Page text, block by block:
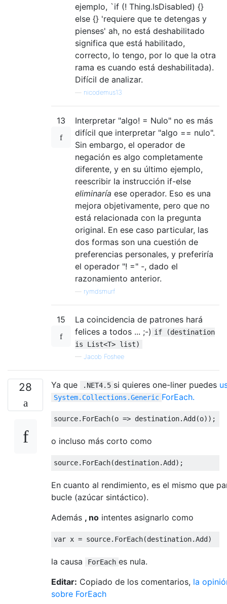
ejemplo, `if (! Thing.IsDisabled) {} ​​
else {} 'requiere que te detengas y
pienses' ah, no está deshabilitado
significa que está habilitado,
correcto, lo tengo, por lo que la otra
rama es cuando está deshabilitada).
Difícil de analizar.
nicodemus13
13
Interpretar "algo! = Nulo" no es más
difícil que interpretar "algo == nulo".
Sin embargo, el operador de
negación es algo completamente
diferente, y en su último ejemplo,
reescribir la instrucción if-else
eliminaría ese operador. Eso es una
mejora objetivamente, pero que no
está relacionada con la pregunta
original. En ese caso particular, las
dos formas son una cuestión de
preferencias personales, y preferiría
el operador "! =" -, dado el
razonamiento anterior.
rymdsmurf
15
La coincidencia de patrones hará
felices a todos ... ;-) if (destination
is List<T> list)
— Jacob Foshee
28 Ya que .NET4.5 si quieres one-liner puedes
System.Collections.Generic ForEach.
source. ForEach(o => destination.Add(o));
o incluso más corto como
source. ForEach(destination.Add);
En cuanto al rendimiento, es el mismo que
bucle (azúcar sintáctico).
Además , no intentes asignarlo como
var x = source. ForEach(destination.Add)
la causa ForEach es nula.
Editar: Copiado de los comentarios, la
sobre ForEach